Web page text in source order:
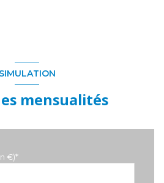
SIMULATION
mensualités
€)*